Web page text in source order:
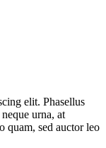
elit. Phasellus
urna, at
quam, sed auctor leo